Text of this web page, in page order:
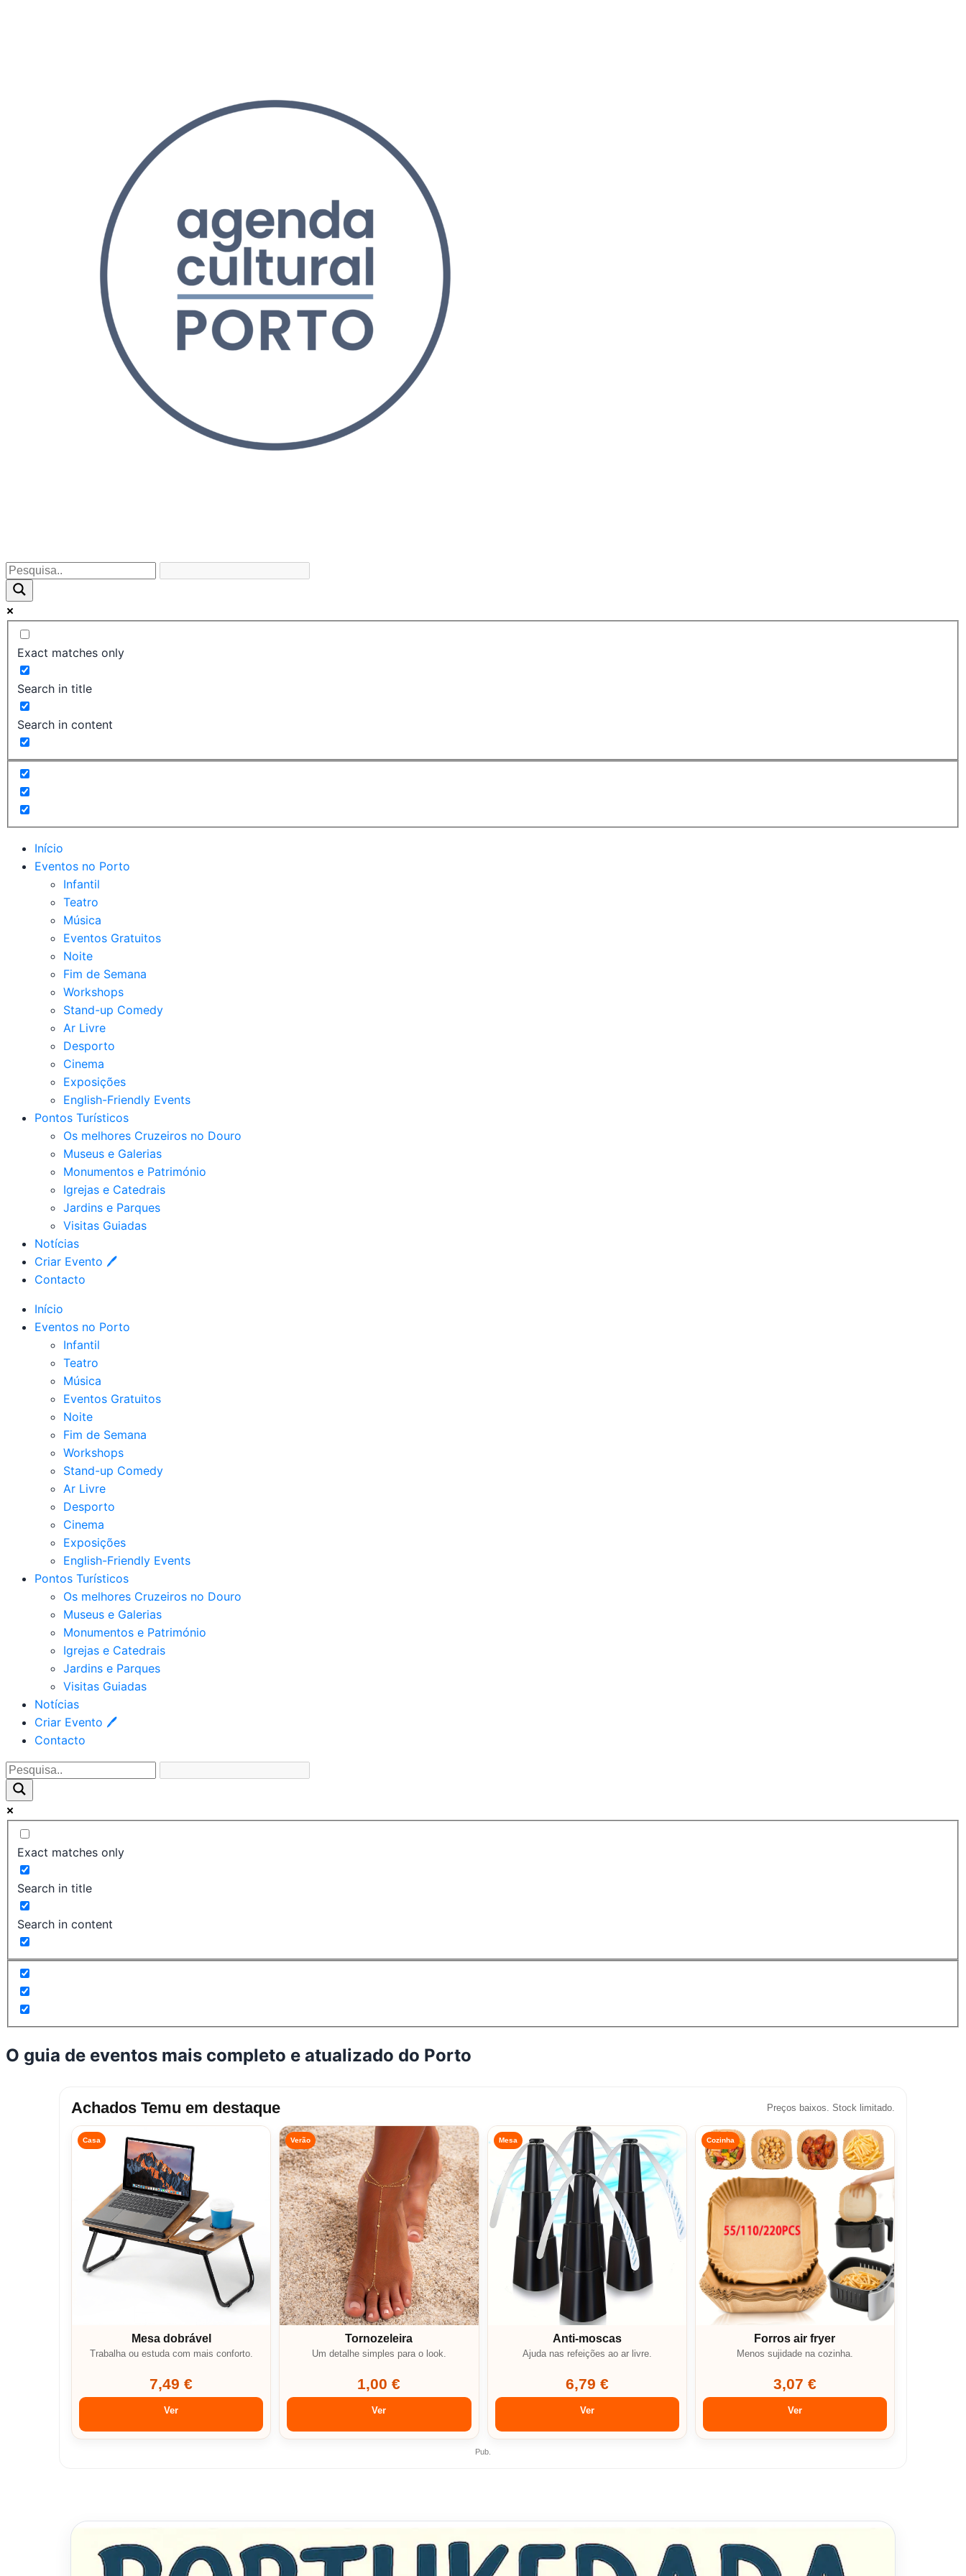
Exact matches only
Search in title
Search in content
Início
Eventos no Porto
Infantil
Teatro
Música
Eventos Gratuitos
Noite
Fim de Semana
Workshops
Stand-up Comedy
Ar Livre
Desporto
Cinema
Exposições
English-Friendly Events
Pontos Turísticos
Os melhores Cruzeiros no Douro​
Museus e Galerias
Monumentos e Património
Igrejas e Catedrais
Jardins e Parques
Visitas Guiadas
Notícias
Criar Evento 🖊
Contacto
Início
Eventos no Porto
Infantil
Teatro
Música
Eventos Gratuitos
Noite
Fim de Semana
Workshops
Stand-up Comedy
Ar Livre
Desporto
Cinema
Exposições
English-Friendly Events
Pontos Turísticos
Os melhores Cruzeiros no Douro​
Museus e Galerias
Monumentos e Património
Igrejas e Catedrais
Jardins e Parques
Visitas Guiadas
Notícias
Criar Evento 🖊
Contacto
Exact matches only
Search in title
Search in content
O guia de eventos mais completo e atualizado do Porto
Achados Temu em destaque Preços baixos. Stock limitado.
Casa
Mesa dobrável
Trabalha ou estuda com mais conforto.
7,49 €
Ver
Verão
Tornozeleira
Um detalhe simples para o look.
1,00 €
Ver
Mesa
Anti-moscas
Ajuda nas refeições ao ar livre.
6,79 €
Ver
Cozinha
Forros air fryer
Menos sujidade na cozinha.
3,07 €
Ver
Pub.